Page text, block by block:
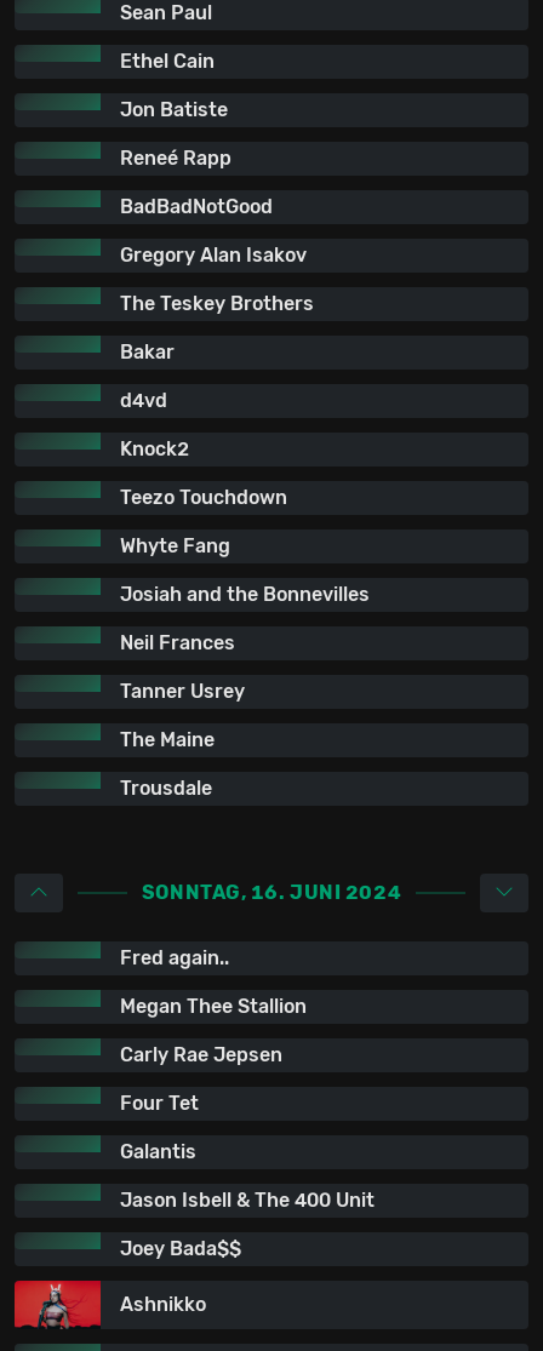
Sean Paul
Ethel Cain
Jon Batiste
Reneé Rapp
BadBadNotGood
Gregory Alan Isakov
The Teskey Brothers
Bakar
d4vd
Knock2
Teezo Touchdown
Whyte Fang
Josiah and the Bonnevilles
Neil Frances
Tanner Usrey
The Maine
Trousdale
SONNTAG, 16. JUNI 2024
Fred again..
Megan Thee Stallion
Carly Rae Jepsen
Four Tet
Galantis
Jason Isbell & The 400 Unit
Joey Bada$$
Ashnikko